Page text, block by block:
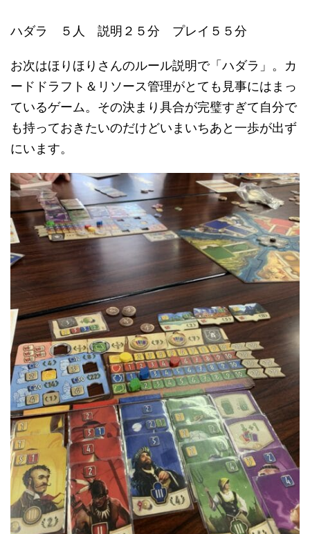
ハダラ ５人 説明２５分 プレイ５５分
お次はほりほりさんのルール説明で「ハダラ」。カ
ードドラフト＆リソース管理がとても見事にはまっ
ているゲーム。その決まり具合が完璧すぎて自分で
も持っておきたいのだけどいまいちあと一歩が出ず
にいます。